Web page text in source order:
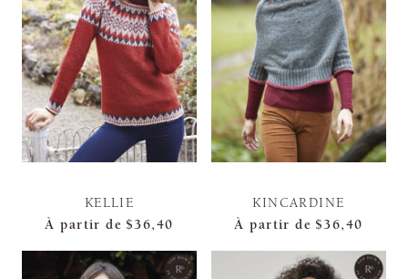
KELLIE
À partir de $36,40
KINCARDINE
À partir de $36,40